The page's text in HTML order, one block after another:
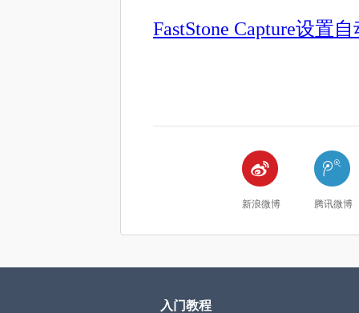
FastStone Capture设置

新浪微博

腾讯微博
入门教程